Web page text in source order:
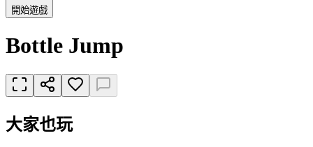
開始遊戲
Bottle Jump
大家也玩